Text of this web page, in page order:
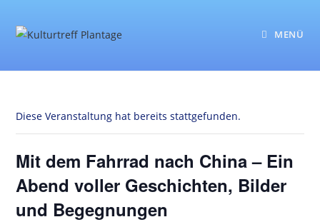
Inhalt
MENÜ
Diese Veranstaltung hat bereits stattgefunden.
Mit dem Fahrrad nach China – Ein
Abend voller Geschichten, Bilder
und Begegnungen